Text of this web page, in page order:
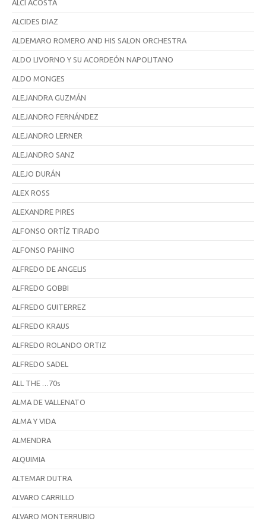
ALCI ACOSTA
ALCIDES DIAZ
ALDEMARO ROMERO AND HIS SALON ORCHESTRA
ALDO LIVORNO Y SU ACORDEÓN NAPOLITANO
ALDO MONGES
ALEJANDRA GUZMÁN
ALEJANDRO FERNÁNDEZ
ALEJANDRO LERNER
ALEJANDRO SANZ
ALEJO DURÁN
ALEX ROSS
ALEXANDRE PIRES
ALFONSO ORTÍZ TIRADO
ALFONSO PAHINO
ALFREDO DE ANGELIS
ALFREDO GOBBI
ALFREDO GUITERREZ
ALFREDO KRAUS
ALFREDO ROLANDO ORTIZ
ALFREDO SADEL
ALL THE …70s
ALMA DE VALLENATO
ALMA Y VIDA
ALMENDRA
ALQUIMIA
ALTEMAR DUTRA
ALVARO CARRILLO
ALVARO MONTERRUBIO